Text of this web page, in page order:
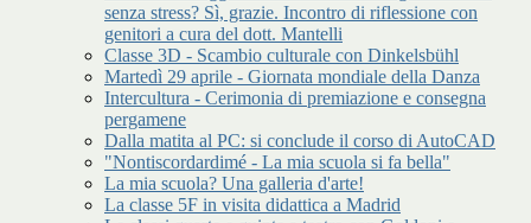
senza stress? Sì, grazie. Incontro di riflessione con
genitori a cura del dott. Mantelli
Classe 3D - Scambio culturale con Dinkelsbühl
Martedì 29 aprile - Giornata mondiale della Danza
Intercultura - Cerimonia di premiazione e consegna
pergamene
Dalla matita al PC: si conclude il corso di AutoCAD
"Nontiscordardimé - La mia scuola si fa bella"
La mia scuola? Una galleria d'arte!
La classe 5F in visita didattica a Madrid